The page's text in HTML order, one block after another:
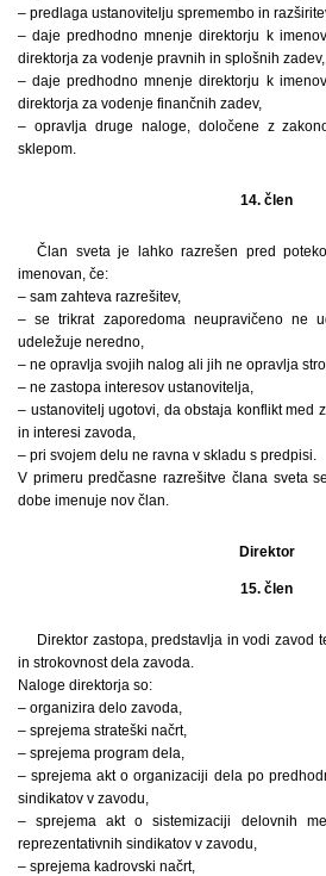
– predlaga ustanovitelju spremembo in
– daje predhodno mnenje direktorju k
direktorja za vodenje pravnih in splošnih zadev,
– daje predhodno mnenje direktorju k
direktorja za vodenje finančnih zadev,
– opravlja druge naloge, določene z
sklepom.
14. člen
Član sveta je lahko razrešen pred
imenovan, če:
– sam zahteva razrešitev,
– se trikrat zaporedoma neupravičeno ne
udeležuje neredno,
– ne opravlja svojih nalog ali jih ne opravlja
– ne zastopa interesov ustanovitelja,
– ustanovitelj ugotovi, da obstaja konflikt med
in interesi zavoda,
– pri svojem delu ne ravna v skladu s predpisi.
V primeru predčasne razrešitve člana sveta
dobe imenuje nov član.
Direktor
15. člen
Direktor zastopa, predstavlja in vodi zavod
in strokovnost dela zavoda.
Naloge direktorja so:
– organizira delo zavoda,
– sprejema strateški načrt,
– sprejema program dela,
– sprejema akt o organizaciji dela po
sindikatov v zavodu,
– sprejema akt o sistemizaciji delovnih
reprezentativnih sindikatov v zavodu,
– sprejema kadrovski načrt,